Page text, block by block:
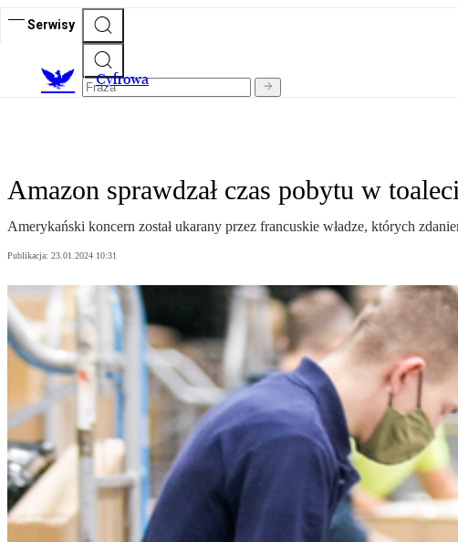
Serwisy
Cyfrowa
Amazon sprawdzał czas pobytu w
Amerykański koncern został ukarany przez francuskie władze, których
Publikacja: 23.01.2024 10:31